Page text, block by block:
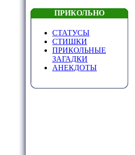
ПРИКОЛЬНО
СТАТУСЫ
СТИШКИ
ПРИКОЛЬНЫЕ
ЗАГАДКИ
АНЕКДОТЫ